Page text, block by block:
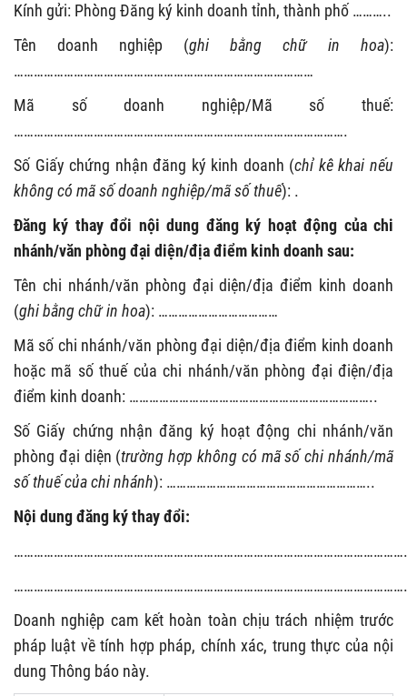
Kính gửi: Phòng Đăng ký kinh doanh tỉnh, thành phố ………..
Tên doanh nghiệp (ghi bằng chữ in hoa):
………………………………………………………………………………
Mã số doanh nghiệp/Mã số thuế:
……………………………………………………………………………………….
Số Giấy chứng nhận đăng ký kinh doanh (chỉ kê khai nếu
không có mã số doanh nghiệp/mã số thuế): .
Đăng ký thay đổi nội dung đăng ký hoạt động của chi
nhánh/văn phòng đại diện/địa điểm kinh doanh sau:
Tên chi nhánh/văn phòng đại diện/địa điểm kinh doanh
(ghi bằng chữ in hoa): ………………………………
Mã số chi nhánh/văn phòng đại diện/địa điểm kinh doanh
hoặc mã số thuế của chi nhánh/văn phòng đại điện/địa
điểm kinh doanh: ………………………………………………………………..
Số Giấy chứng nhận đăng ký hoạt động chi nhánh/văn
phòng đại diện (trường hợp không có mã số chi nhánh/mã
số thuế của chi nhánh): ……………………………………………………..
Nội dung đăng ký thay đổi:
Doanh nghiệp cam kết hoàn toàn chịu trách nhiệm trước
pháp luật về tính hợp pháp, chính xác, trung thực của nội
dung Thông báo này.